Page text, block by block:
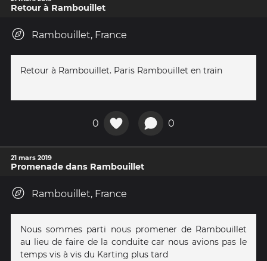
Retour à Rambouillet
Rambouillet, France
Retour à Rambouillet. Paris Rambouillet en train
0 0
21 mars 2019
Promenade dans Rambouillet
Rambouillet, France
Nous sommes parti nous promener de Rambouillet
au lieu de faire de la conduite car nous avions pas le
temps vis à vis du Karting plus tard